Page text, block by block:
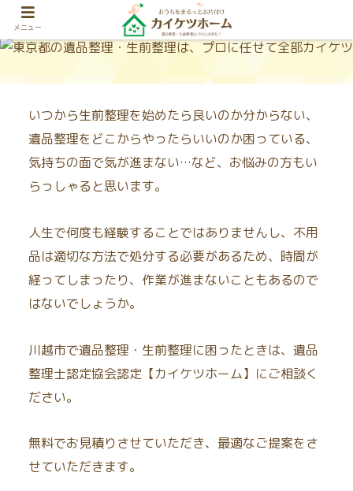
いつから生前整理を始めたら良いのか分からない、
遺品整理をどこからやったらいいのか困っている、
気持ちの面で気が進まない…など、お悩みの方もい
らっしゃると思います。
人生で何度も経験することではありませんし、不用
品は適切な方法で処分する必要があるため、時間が
経ってしまったり、作業が進まないこともあるので
はないでしょうか。
川越市で遺品整理・生前整理に困ったときは、遺品
整理士認定協会認定【カイケツホーム】にご相談く
ださい。
無料でお見積りさせていただき、最適なご提案をさ
せていただきます。
メニュー